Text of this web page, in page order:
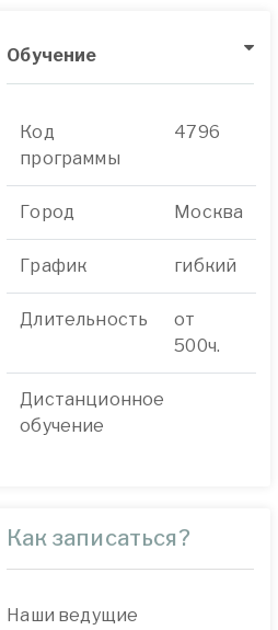
Обучение
Код
программы
4796
Город Москва
График гибкий
Длительность
от
500ч.
Дистанционное
обучение
Как записаться?
Наши ведущие